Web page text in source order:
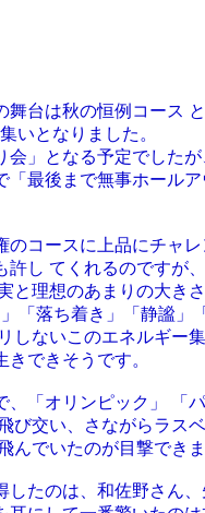
舞台は秋の恒例コース
いとなりました。
」となる予定でしたが
最後まで無事ホール
コースに上品にチャレ
し てくれるのですが
理想のあまりの大き
「落ち着き」「静謐」
しないこのエネルギー
できそうです。
「オリンピック」 「
交い、さながらラス
んでいたのが目撃できま
たのは、和佐野さん、